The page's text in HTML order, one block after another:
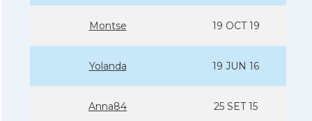
Montse 19 OCT 19
Yolanda 19 JUN 16
Anna84 25 SET 15